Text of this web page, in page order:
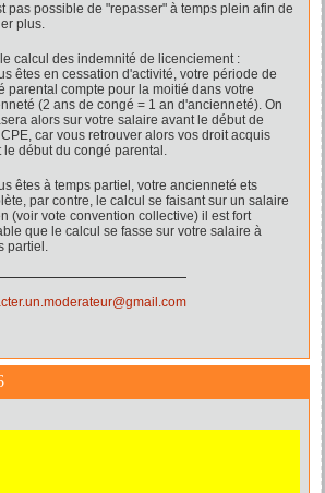
pas possible de "repasser" à temps plein afin de
plus.
calcul des indemnité de licenciement :
êtes en cessation d'activité, votre période de
parental compte pour la moitié dans votre
(2 ans de congé = 1 an d'ancienneté). On
alors sur votre salaire avant le début de
car vous retrouver alors vos droit acquis
le début du congé parental.
êtes à temps partiel, votre ancienneté ets
par contre, le calcul se faisant sur un salaire
(voir vote convention collective) il est fort
que le calcul se fasse sur votre salaire à
partiel.